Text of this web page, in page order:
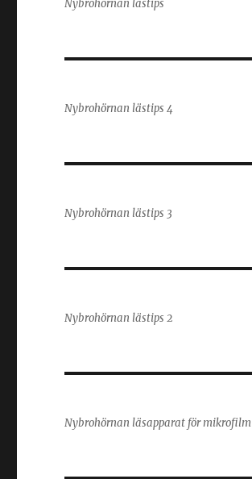
Nybrohörnan lästips
Nybrohörnan lästips 4
Nybrohörnan lästips 3
Nybrohörnan lästips 2
Nybrohörnan läsapparat för mikrofilm